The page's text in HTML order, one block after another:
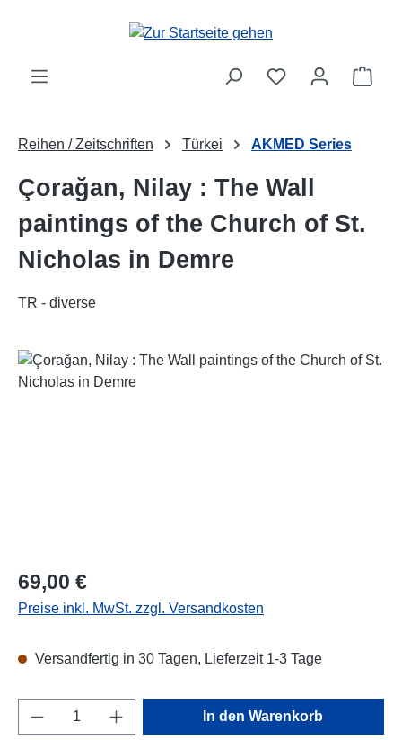
Zum Hauptinhalt springen
Reihen / Zeitschriften Türkei AKMED Series
Çorağan, Nilay : The Wall
paintings of the Church of St.
Nicholas in Demre
TR - diverse
Bildergalerie überspringen
Regulärer Preis:
69,00 €
Preise inkl. MwSt. zzgl. Versandkosten
Versandfertig in 30 Tagen, Lieferzeit 1-3 Tage
Produkt Anzahl: Gib den gewünschten
In den Warenkorb